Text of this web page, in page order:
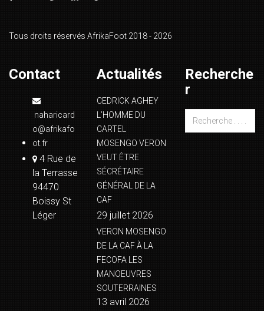
Tous droits réservés AfrikaFoot 2018 - 2026
Contact
naharicard
o@afrikafo
ot.fr
4 Rue de
la Terrasse
94470
Boissy St
Léger
Actualités
CEDRICK AGHEY
L’HOMME DU
CARTEL
MOSENGO VERON
VEUT ÊTRE
SÉCRÉTAIRE
GÉNÉRAL DE LA
CAF
29 juillet 2026
VERON MOSENGO
DE LA CAF À LA
FECOFA LES
MANOEUVRES
SOUTERRAINES
13 avril 2026
Recherche
r